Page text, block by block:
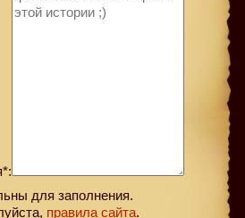
для заполнения.
правила сайта.